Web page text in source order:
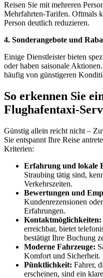
Reisen Sie mit mehreren
Mehrfahrten-Tarifen. Oftmals
Person deutlich reduzieren.
4. Sonderangebote und
Einige Dienstleister bieten
oder haben saisonale
häufig von günstigeren
So erkennen Sie
Flughafentaxi-
Günstig allein reicht nicht –
Sie entspannt Ihre Reise
Kriterien:
Erfahrung und lokale
Straubing tätig sind,
Verkehrszeiten.
Bewertungen und
Kundenrezensionen
Erfahrungen.
Kontaktmöglichkeiten:
erreichbar, bietet
bestätigt Ihre Buchung
Moderne Fahrzeuge:
Komfort und Sicherheit.
Pünktlichkeit: Fahrer,
erscheinen, sind ein